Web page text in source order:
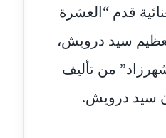
قدم “العشرة
سيد درويش،
من تأليف
سيد درويش.